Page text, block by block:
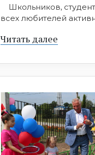
Школьников,
всех любителей
Читать далее